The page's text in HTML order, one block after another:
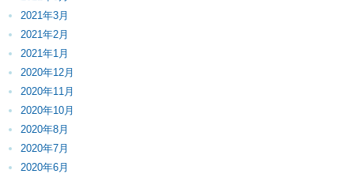
2021年3月
2021年2月
2021年1月
2020年12月
2020年11月
2020年10月
2020年8月
2020年7月
2020年6月